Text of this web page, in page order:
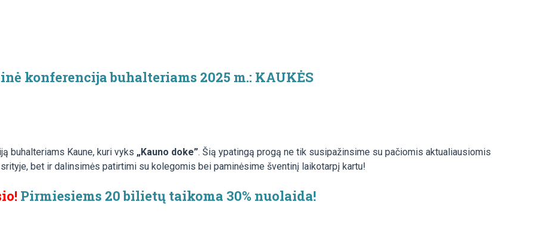
konferencija buhalteriams 2025 m.: KAUKĖS
buhalteriams Kaune, kuri vyks „Kauno doke”. Šią ypatingą progą ne tik susipažinsime su pačiomis aktualiausiomis
bet ir dalinsimės patirtimi su kolegomis bei paminėsime šventinį laikotarpį kartu!
Pirmiesiems 20 bilietų taikoma 30% nuolaida!